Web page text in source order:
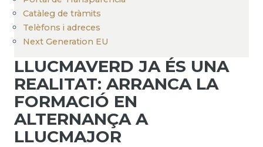
Catàleg de tràmits
Telèfons i adreces
Next Generation EU
LLUCMAVERD JA ÉS UNA
REALITAT: ARRANCA LA
FORMACIÓ EN
ALTERNANÇA A
LLUCMAJOR